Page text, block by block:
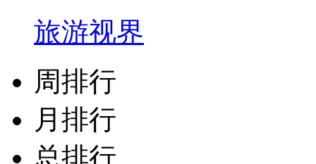
旅游视界
周排行
月排行
总排行